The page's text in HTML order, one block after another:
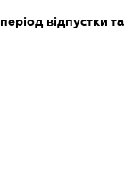
відпустки та